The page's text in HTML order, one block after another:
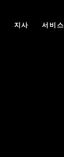
지사 서비스